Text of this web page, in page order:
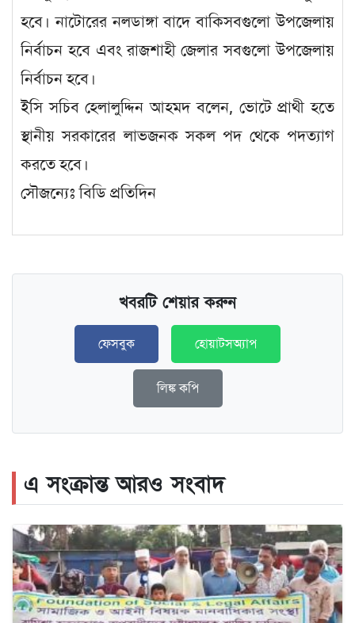
হবে। নাটোরের নলডাঙ্গা বাদে বাকিসবগুলো উপজেলায়
নির্বাচন হবে এবং রাজশাহী জেলার সবগুলো উপজেলায়
নির্বাচন হবে।
ইসি সচিব হেলালুদ্দিন আহমদ বলেন, ভোটে প্রাথী হতে
স্থানীয় সরকারের লাভজনক সকল পদ থেকে পদত্যাগ
করতে হবে।
সৌজন্যেঃ বিডি প্রতিদিন
খবরটি শেয়ার করুন
ফেসবুক হোয়াটসঅ্যাপ
লিঙ্ক কপি
এ সংক্রান্ত আরও সংবাদ